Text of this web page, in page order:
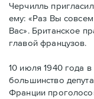
Черчилль
ему: «Раз Вы
Вас». Британское
главой французов.
10 июля 1940 года
большинство
Франции